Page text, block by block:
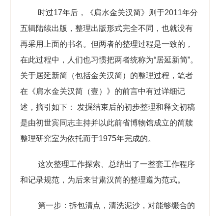
时过17年后，《肩水金关汉简》则于2011年分
五辑陆续出版，整理出版形式完全不同，也就没有
再采用上面的书名。但两者的整理过程是一致的，
在此过程中，人们也习惯把两者统称为“居延新简”。
关于居延新简（包括金关汉简）的整理过程，笔者
在《肩水金关汉简（壹）》的前言中有过详细记
述，摘引如下： 发掘结束后的初步整理和释文初稿
是由初世宾同志主持并以此前省博物馆成立的简牍
整理研究室为依托而于1975年完成的。
这次整理工作探索、总结出了一整套工作程序
和记录规范，为后来甘肃汉简的整理遵为范式。
第一步：拆包清点，清洗泥沙，对能够缀合的